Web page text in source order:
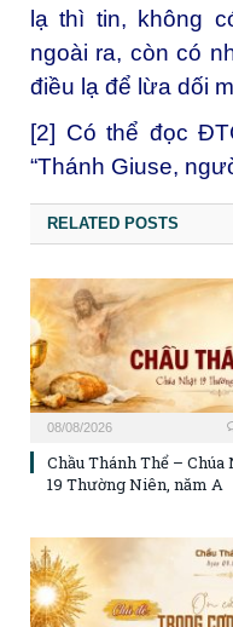
lạ thì tin, không
ngoài ra, còn có
điều lạ để lừa dối
[2] Có thể đọc
“Thánh Giuse,
RELATED POSTS
08/08/2026
Chầu Thánh Thể – Chúa
19 Thường Niên, năm A